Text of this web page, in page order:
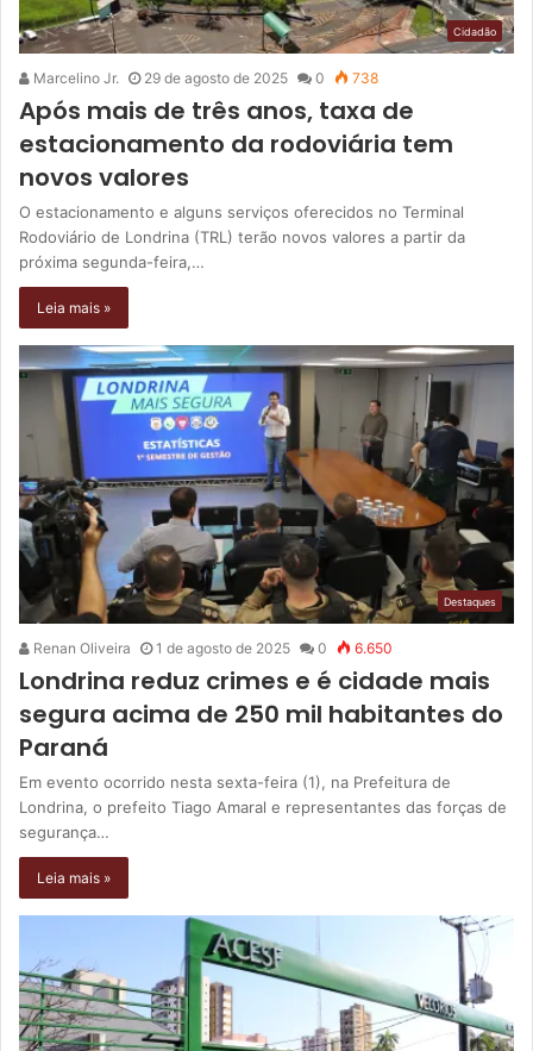
Cidadão
Marcelino Jr. 29 de agosto de 2025 0 738
Após mais de três anos, taxa de
estacionamento da rodoviária tem
novos valores
O estacionamento e alguns serviços oferecidos no Terminal
Rodoviário de Londrina (TRL) terão novos valores a partir da
próxima segunda-feira,…
Leia mais »
Destaques
Renan Oliveira 1 de agosto de 2025 0 6.650
Londrina reduz crimes e é cidade mais
segura acima de 250 mil habitantes do
Paraná
Em evento ocorrido nesta sexta-feira (1), na Prefeitura de
Londrina, o prefeito Tiago Amaral e representantes das forças de
segurança…
Leia mais »